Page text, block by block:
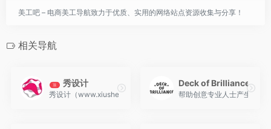
美工吧 – 电商美工导航致力于优质、实用的网络站点资源收集与分享！
相关导航
顶 秀设计
秀设计（www.xiusheji.com）创建于2010年，关注优秀艺术设计，
Deck of Brilliance
帮助创意专业人士产生点子